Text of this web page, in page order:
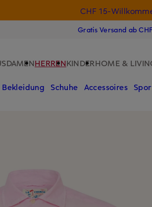
CHF 15-
Gratis Versand ab
DAMENHERRENKINDERHOME &
Bekleidung Schuhe Accessoires